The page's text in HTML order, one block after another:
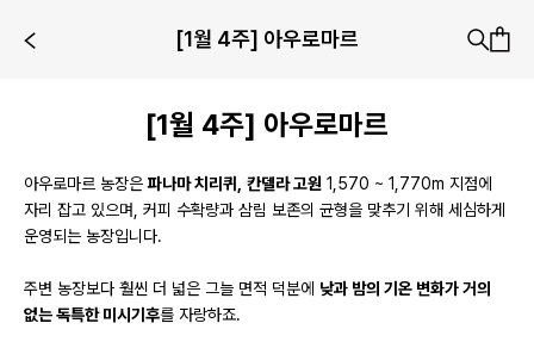
[1월 4주] 아우로마르
[1월 4주] 아우로마르
아우로마르 농장은파나마 치리퀴, 칸델라 고원 1,570 ~ 1,770m 지점에
자리 잡고 있으며, 커피 수확량과 삼림 보존의 균형을 맞추기 위해 세심하게
운영되는 농장입니다.
주변 농장보다 훨씬 더 넓은 그늘 면적 덕분에 낮과 밤의 기온 변화가 거의
없는 독특한 미시기후를 자랑하죠.